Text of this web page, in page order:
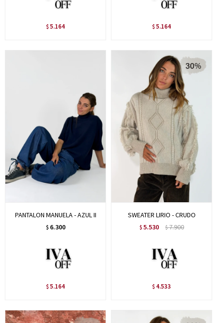
$ 5.164 $ 5.164
PANTALON MANUELA - AZUL II
$ 6.300
$ 5.164
SWEATER LIRIO - CRUDO
$ 5.530 $7.900
$ 4.533